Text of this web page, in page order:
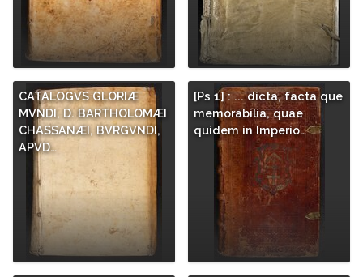
CATALOGVS GLORIÆ
MVNDI, D. BARTHOLOMÆI
CHASSANÆI, BVRGVNDI,
APVD…
[Ps 1] : ... dicta, facta que
memorabilia, quae
quidem in Imperio…